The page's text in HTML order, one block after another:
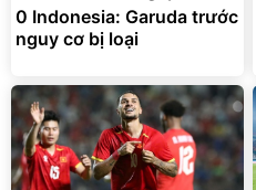
0 Indonesia: Garuda trước
nguy cơ bị loại